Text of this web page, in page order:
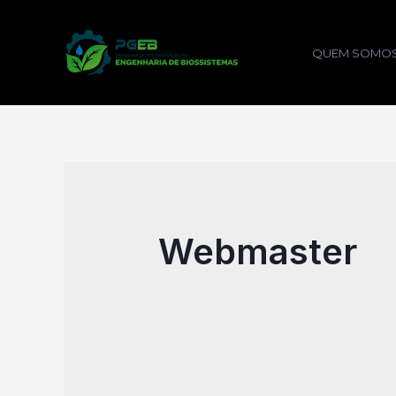
QUEM
Webmaster